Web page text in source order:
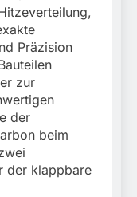
Präzision
zur
der
beim
der klappbare